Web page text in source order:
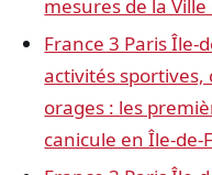
mesures de la
France 3 Paris
activités
orages : les
canicule en Île-de-